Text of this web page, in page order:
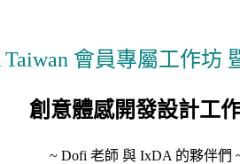
會員專屬工作坊
創意體感開發設計工
~ Dofi 老師 與 IxDA 的夥伴們